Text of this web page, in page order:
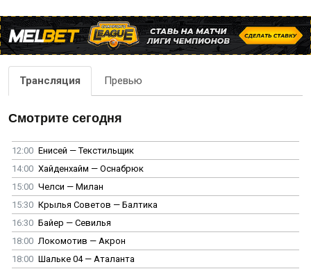
Трансляция Превью
Смотрите сегодня
12:00 Енисей — Текстильщик
14:00 Хайденхайм — Оснабрюк
15:00 Челси — Милан
15:30 Крылья Советов — Балтика
16:30 Байер — Севилья
18:00 Локомотив — Акрон
18:00 Шальке 04 — Аталанта